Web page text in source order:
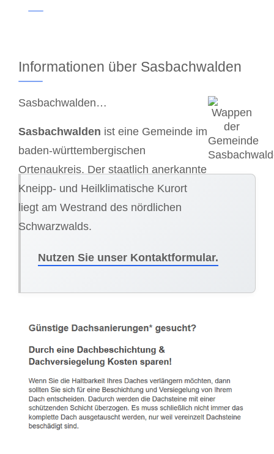
Informationen über Sasbachwalden
Sasbachwalden…
Sasbachwalden ist eine Gemeinde im
baden-württembergischen
Ortenaukreis. Der staatlich anerkannte
Kneipp- und Heilklimatische Kurort
liegt am Westrand des nördlichen
Schwarzwalds.
Nutzen Sie unser Kontaktformular.